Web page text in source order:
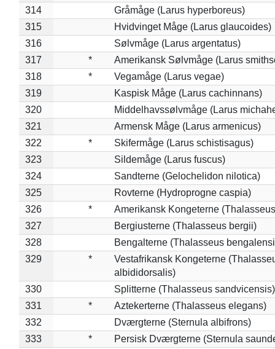
314
Gråmåge (Larus hyperboreus)
315
Hvidvinget Måge (Larus glaucoides)
316
Sølvmåge (Larus argentatus)
317
*
Amerikansk Sølvmåge (Larus
318
*
Vegamåge (Larus vegae)
319
Kaspisk Måge (Larus cachinnans)
320
Middelhavssølvmåge (Larus
321
Armensk Måge (Larus armenicus)
322
*
Skifermåge (Larus schistisagus)
323
Sildemåge (Larus fuscus)
324
Sandterne (Gelochelidon nilotica)
325
Rovterne (Hydroprogne caspia)
326
*
Amerikansk Kongeterne
327
Bergiusterne (Thalasseus bergii)
328
Bengalterne (Thalasseus
329
*
Vestafrikansk Kongeterne
albididorsalis)
330
Splitterne (Thalasseus sandvicensis)
331
*
Aztekerterne (Thalasseus elegans)
332
Dværgterne (Sternula albifrons)
333
*
Persisk Dværgterne (Sternula